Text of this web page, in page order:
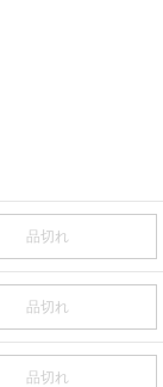
品切れ
品切れ
品切れ